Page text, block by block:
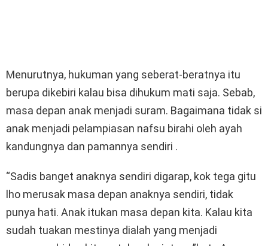
Menurutnya, hukuman yang seberat-beratnya itu
berupa dikebiri kalau bisa dihukum mati saja. Sebab,
masa depan anak menjadi suram. Bagaimana tidak si
anak menjadi pelampiasan nafsu birahi oleh ayah
kandungnya dan pamannya sendiri .
“Sadis banget anaknya sendiri digarap, kok tega gitu
lho merusak masa depan anaknya sendiri, tidak
punya hati. Anak itukan masa depan kita. Kalau kita
sudah tuakan mestinya dialah yang menjadi